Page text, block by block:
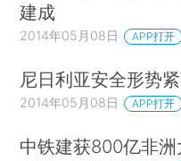
建成
2014年05月08日 APP打开
尼日利亚安全形势
2014年05月08日 APP打开
中铁建获800亿非